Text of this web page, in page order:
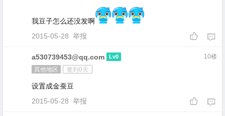
我豆子怎么还没发啊
2015-05-28 举报
a530739453@qq.com Lv0
其他地区 签到0天
设置成金蚕豆
10楼
2015-05-28 举报